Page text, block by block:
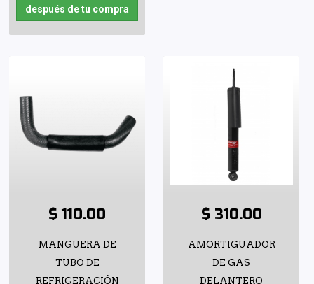
después de tu compra
$ 110.00
MANGUERA DE
TUBO DE
REFRIGERACIÓN
$ 310.00
AMORTIGUADOR
DE GAS
DELANTERO